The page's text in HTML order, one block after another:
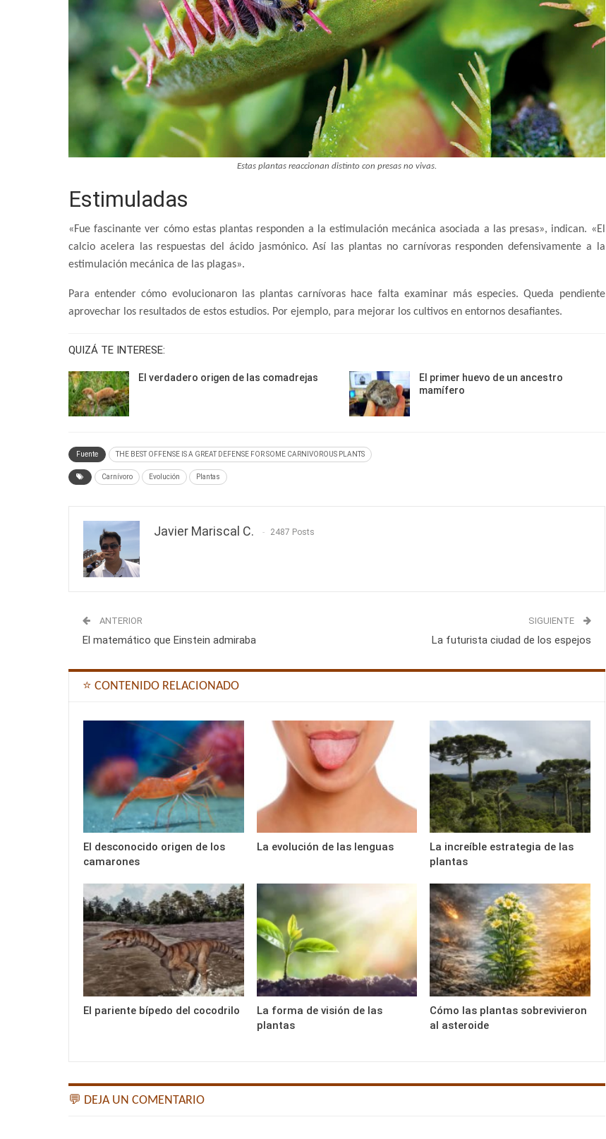
Estas plantas reaccionan distinto con presas no vivas.
Estimuladas
«Fue fascinante ver cómo estas plantas responden a la estimulación mecánica asociada a las presas», indican. «El
calcio acelera las respuestas del ácido jasmónico. Así las plantas no carnívoras responden defensivamente a la
estimulación mecánica de las plagas».
Para entender cómo evolucionaron las plantas carnívoras hace falta examinar más especies. Queda pendiente
aprovechar los resultados de estos estudios. Por ejemplo, para mejorar los cultivos en entornos desafiantes.
QUIZÁ TE INTERESE:
El verdadero origen de las comadrejas
El primer huevo de un ancestro
mamífero
Fuente THE BEST OFFENSE IS A GREAT DEFENSE FOR SOME CARNIVOROUS PLANTS
Carnívoro Evolución Plantas
Javier Mariscal C. 2487 Posts
ANTERIOR
El matemático que Einstein admiraba
SIGUIENTE
La futurista ciudad de los espejos
⭐ CONTENIDO RELACIONADO
El desconocido origen de los
camarones
La evolución de las lenguas
La increíble estrategia de las
plantas
El pariente bípedo del cocodrilo
La forma de visión de las
plantas
Cómo las plantas sobrevivieron
al asteroide
💬 DEJA UN COMENTARIO